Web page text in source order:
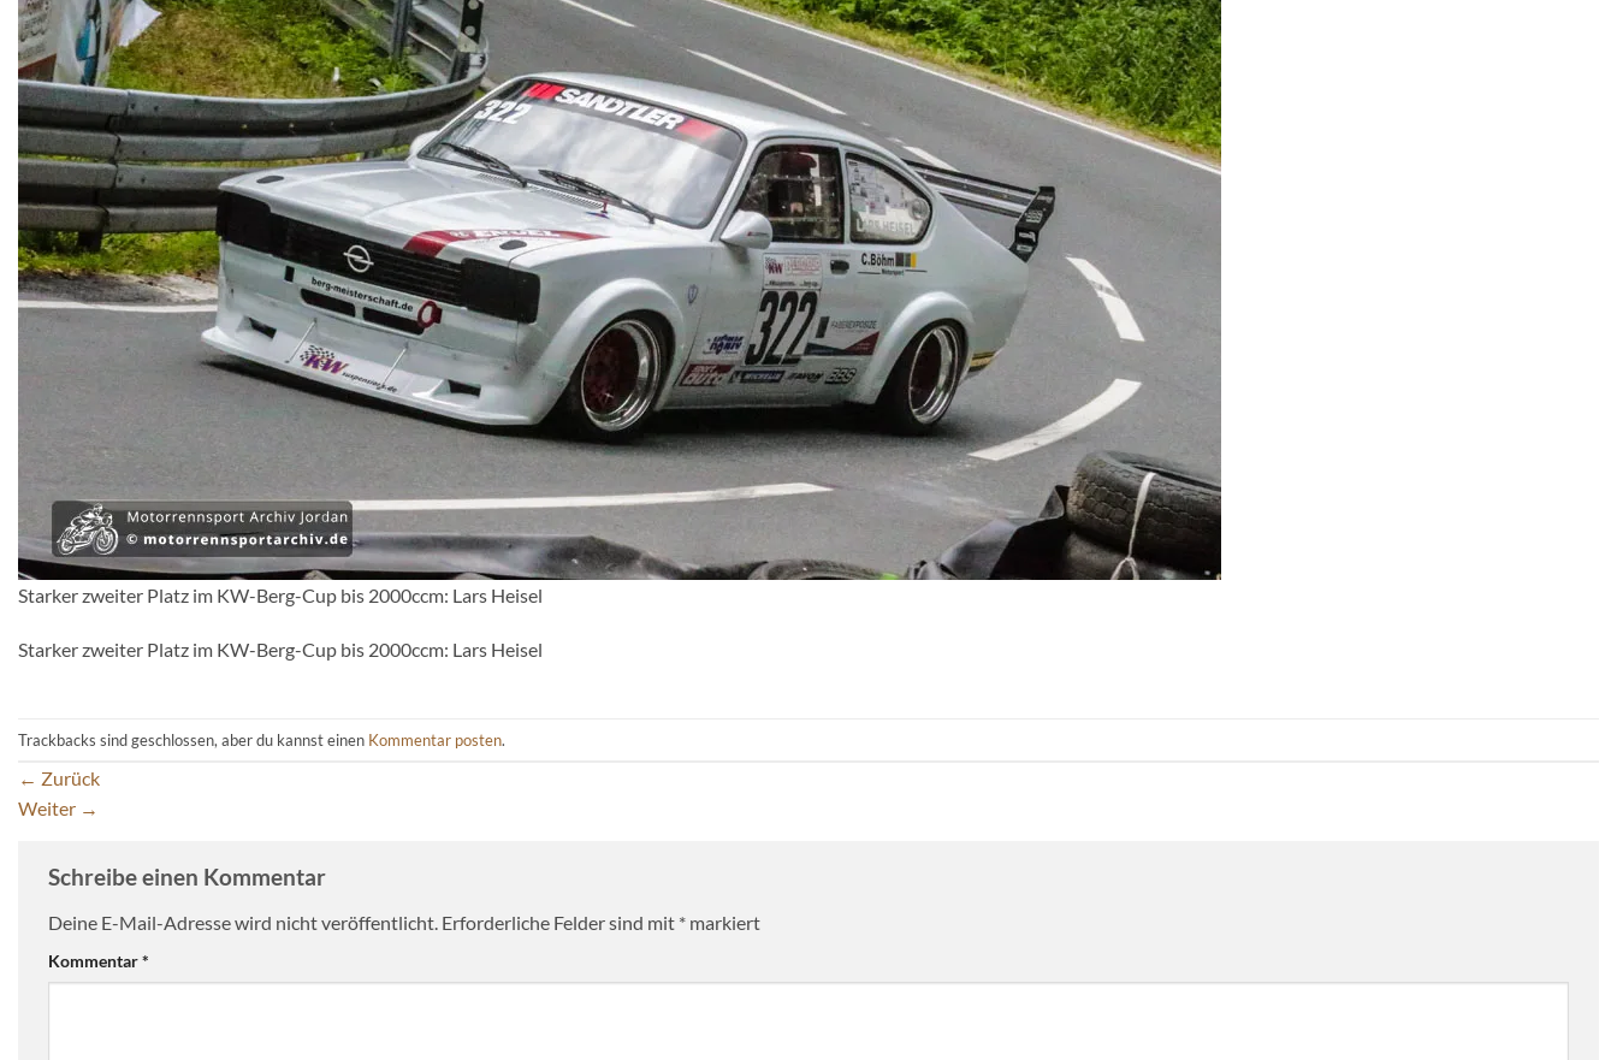
Starker zweiter Platz im KW-Berg-Cup bis 2000ccm: Lars Heisel
Starker zweiter Platz im KW-Berg-Cup bis 2000ccm: Lars Heisel
Trackbacks sind geschlossen, aber du kannst einen Kommentar posten.
← Zurück
Weiter →
Schreibe einen Kommentar
Deine E-Mail-Adresse wird nicht veröffentlicht. Erforderliche Felder sind mit * markiert
Kommentar*